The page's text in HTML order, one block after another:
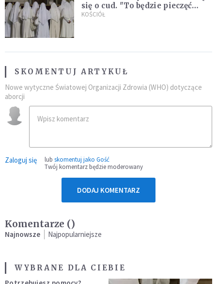
się o cud. "To będzie pieczęć
Pana Boga dla naszej wiary"
KOŚCIÓŁ
SKOMENTUJ ARTYKUŁ
Nowe wytyczne Światowej Organizacji Zdrowia (WHO) dotyczące
aborcji
Zaloguj się lub skomentuj jako Gość
Twój komentarz będzie moderowany
DODAJ KOMENTARZ
Komentarze ()
Najnowsze Najpopularniejsze
WYBRANE DLA CIEBIE